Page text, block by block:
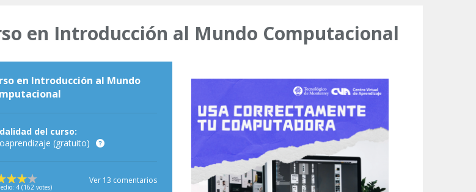
en Introducción al Mundo Computacional
en Introducción al Mundo
del curso:
(gratuito)
4 (162 votes)
Ver 13 comentarios